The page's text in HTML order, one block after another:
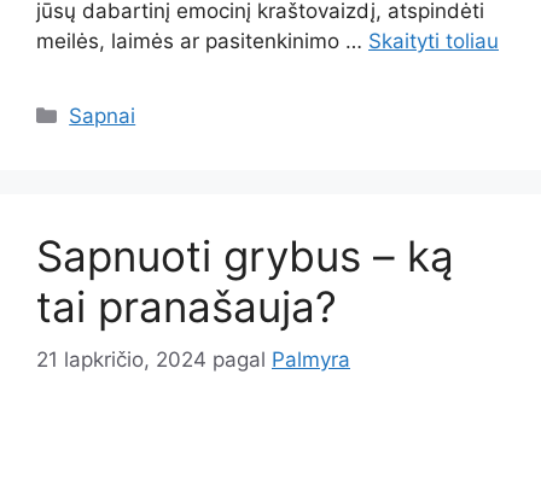
jūsų dabartinį emocinį kraštovaizdį, atspindėti
meilės, laimės ar pasitenkinimo … Skaityti toliau
Kategorijos
Sapnai
Sapnuoti grybus – ką
tai pranašauja?
21 lapkričio, 2024 pagal Palmyra